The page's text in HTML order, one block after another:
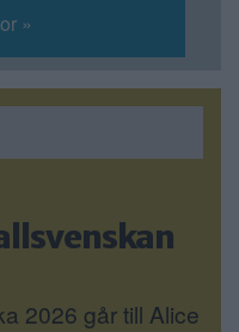
»
2026 går till Alice